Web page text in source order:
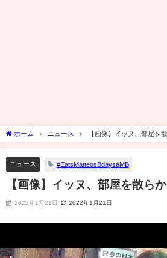
ホーム ニュース 【画像】イッヌ、部屋を
ニュース #EatsMatteosBdaysaMB
【画像】イッヌ、部屋を散ら
2022年1月21日 2022年1月21日